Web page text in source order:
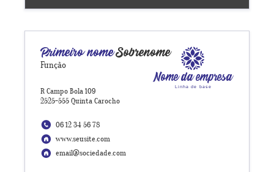
email@sociedade.com
06 12 34 56 78
www.seusite.com
R Campo Bola 109
2525-555 Quinta Carocho
Função
Primeiro nomeSobrenome
Nome da empresa
Linha de base